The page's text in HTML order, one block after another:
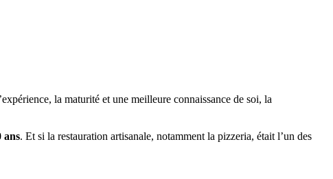
la maturité et une meilleure connaissance de soi, la
ans. Et si la restauration artisanale, notamment la pizzeria, était l’un des